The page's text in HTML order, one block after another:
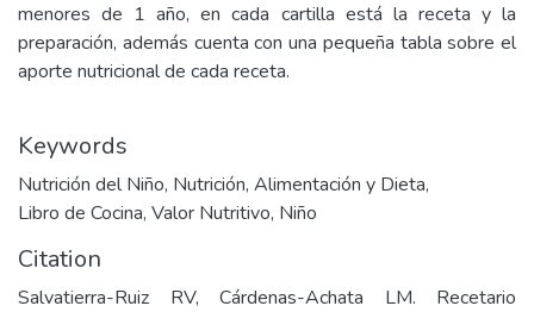
menores de 1 año, en cada cartilla está la receta y la
preparación, además cuenta con una pequeña tabla sobre el
aporte nutricional de cada receta.
Keywords
Nutrición del Niño, Nutrición, Alimentación y Dieta,
Libro de Cocina, Valor Nutritivo, Niño
Citation
Salvatierra-Ruiz RV, Cárdenas-Achata LM. Recetario